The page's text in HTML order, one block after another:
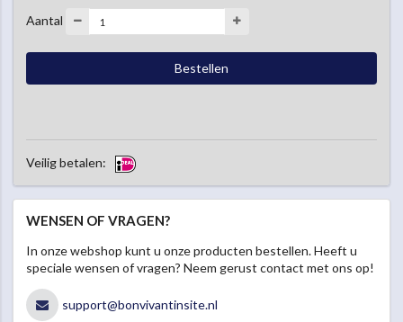
Aantal
Veilig betalen:
WENSEN OF VRAGEN?
In onze webshop kunt u onze producten bestellen. Heeft u
speciale wensen of vragen? Neem gerust contact met ons op!
support@bonvivantinsite.nl